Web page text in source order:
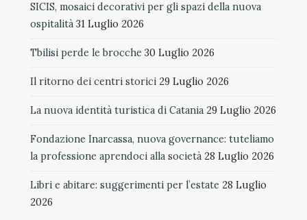
SICIS, mosaici decorativi per gli spazi della nuova
ospitalità 31 Luglio 2026
Tbilisi perde le brocche 30 Luglio 2026
Il ritorno dei centri storici 29 Luglio 2026
La nuova identità turistica di Catania 29 Luglio 2026
Fondazione Inarcassa, nuova governance: tuteliamo
la professione aprendoci alla società 28 Luglio 2026
Libri e abitare: suggerimenti per l’estate 28 Luglio
2026